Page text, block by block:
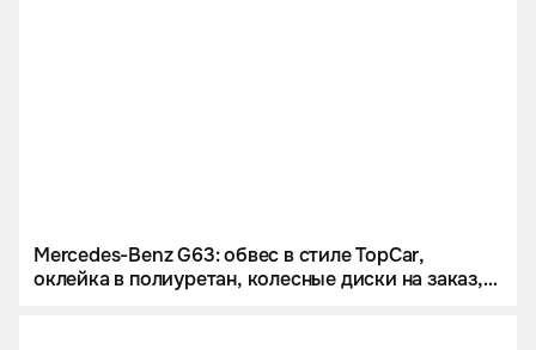
Mercedes-Benz G63: обвес в стиле TopCar,
оклейка в полиуретан, колесные диски на заказ,